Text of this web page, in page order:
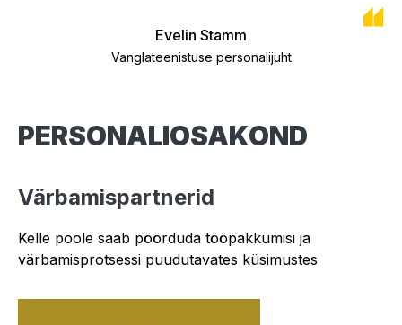
Evelin Stamm
Vanglateenistuse personalijuht
PERSONALIOSAKOND
Värbamispartnerid
Kelle poole saab pöörduda tööpakkumisi ja
värbamisprotsessi puudutavates küsimustes